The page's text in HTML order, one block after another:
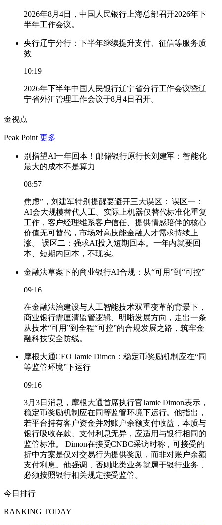
2026年8月4日，中国人民银行上海总部召开2026年下
半年工作会议。
央行辽宁分行：下半年继续提升支付、征信等服务质
效
10:19
2026年下半年中国人民银行辽宁省分行工作会议暨辽
宁省外汇管理工作会议于8月4日召开。
金视点
Peak Point 更多
别指望AI一年回本！邮储银行原行长刘建军：智能化
最大的成本不是算力
08:57
焦虑”，刘建军特别提醒要避开三大误区： 误区一：
AI会大规模替代人工。实际上机器仅替代标准化重复
工作，客户经理维系客户信任、提供情感陪伴的核心
价值无可替代，市场对高技能金融人才需求持续上
涨。 误区二：强求AI投入短期回本。一年内就要回
本、短期内回本，不现实。
金融法草案下的商业银行AI合规：从“可用”到“可控”
09:16
在金融法治建设与人工智能技术双重变革的背景下，
商业银行需厘清监管逻辑、明晰发展方向，走出一条
从技术“可用”到全程“可控”的合规发展之路，筑牢金
融科技安全防线。
摩根大通CEO Jamie Dimon：稳定币奖励机制应在“同
等监管环境”下运行
09:16
3月3日消息，摩根大通首席执行官Jamie Dimon表示，
稳定币奖励机制应在同等监管环境下运行。他指出，
若平台持有客户资金并对账户余额支付收益，本质与
银行吸收存款、支付利息无异，应适用与银行相同的
监管标准。 Dimon在接受CNBC采访时称，可接受的
折中方案是仅对交易行为提供奖励，而非对账户余额
支付利息。他强调，否则此类业务就属于银行业务，
必须按照银行相关规定接受监管。
今日排行
RANKING TODAY